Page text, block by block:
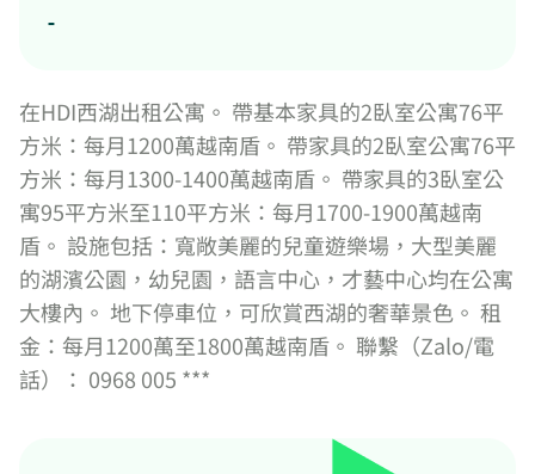
-
在HDI西湖出租公寓。 帶基本家具的2臥室公寓76平
方米：每月1200萬越南盾。 帶家具的2臥室公寓76平
方米：每月1300-1400萬越南盾。 帶家具的3臥室公
寓95平方米至110平方米：每月1700-1900萬越南
盾。 設施包括：寬敞美麗的兒童遊樂場，大型美麗
的湖濱公園，幼兒園，語言中心，才藝中心均在公寓
大樓內。 地下停車位，可欣賞西湖的奢華景色。 租
金：每月1200萬至1800萬越南盾。 聯繫（Zalo/電
話）： 0968 005 ***